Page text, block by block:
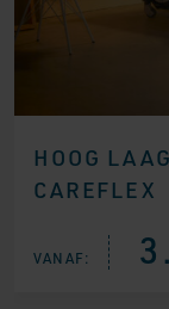
HOOG
CAREFLEX
VANAF: